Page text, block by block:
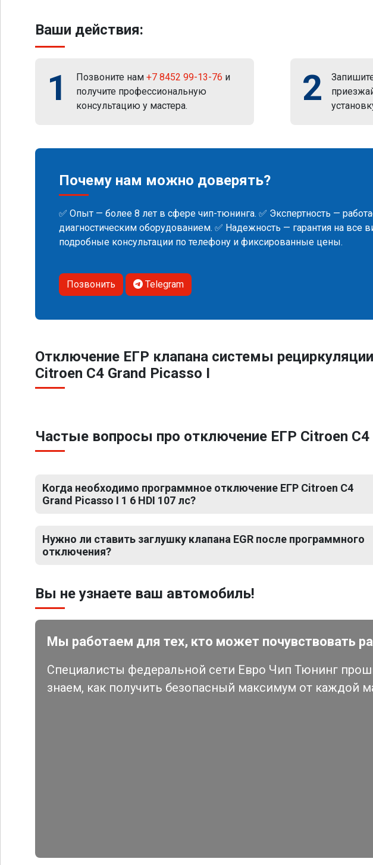
Ваши действия:
1 Позвоните нам +7 8452 99-13-76 и
получите профессиональную
консультацию у мастера.
2
Почему нам можно доверять?
✅ Опыт — более 8 лет в сфере чип-тюнинга. ✅ Экспертность —
диагностическим оборудованием. ✅ Надежность — гарантия на все
подробные консультации по телефону и фиксированные цены.
Позвонить Telegram
Отключение ЕГР клапана системы
Citroen C4 Grand Picasso I
Частые вопросы про отключение ЕГР Citroen C4
Когда необходимо программное отключение ЕГР Citroen C4
Grand Picasso I 1 6 HDI 107 лс?
Нужно ли ставить заглушку клапана EGR после программного
отключения?
Вы не узнаете ваш автомобиль!
Мы работаем для тех, кто может почувствовать
Специалисты федеральной сети Евро Чип Тюнинг
знаем, как получить безопасный максимум от каждой